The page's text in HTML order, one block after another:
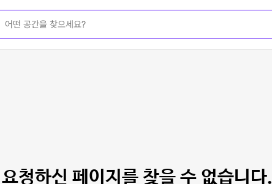
요청하신 페이지를 찾을 수 없습니다.